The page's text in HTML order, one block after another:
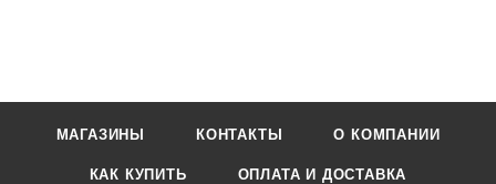
МАГАЗИНЫ КОНТАКТЫ О КОМПАНИИ
КАК КУПИТЬ ОПЛАТА И ДОСТАВКА